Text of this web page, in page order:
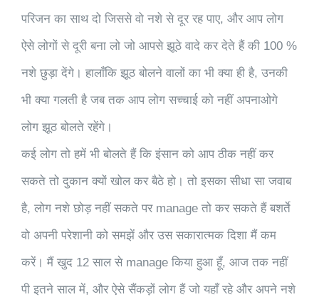
परिजन का साथ दो जिससे वो नशे से दूर रह पाए, और आप लोग
ऐसे लोगों से दूरी बना लो जो आपसे झूठे वादे कर देते हैं की 100 %
नशे छुड़ा देंगे। हालाँकि झूठ बोलने वालों का भी क्या ही है, उनकी
भी क्या गलती है जब तक आप लोग सच्चाई को नहीं अपनाओगे
लोग झूठ बोलते रहेंगे।
कई लोग तो हमें भी बोलते हैं कि इंसान को आप ठीक नहीं कर
सकते तो दुकान क्यों खोल कर बैठे हो। तो इसका सीधा सा जवाब
है, लोग नशे छोड़ नहीं सकते पर manage तो कर सकते हैं बशर्ते
वो अपनी परेशानी को समझें और उस सकारात्मक दिशा मैं कम
करें। मैं खुद 12 साल से manage किया हुआ हूँ, आज तक नहीं
पी इतने साल में, और ऐसे सैंकड़ों लोग हैं जो यहाँ रहे और अपने नशे